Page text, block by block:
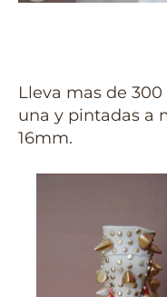
Lleva mas de
una y pintadas a
16mm.